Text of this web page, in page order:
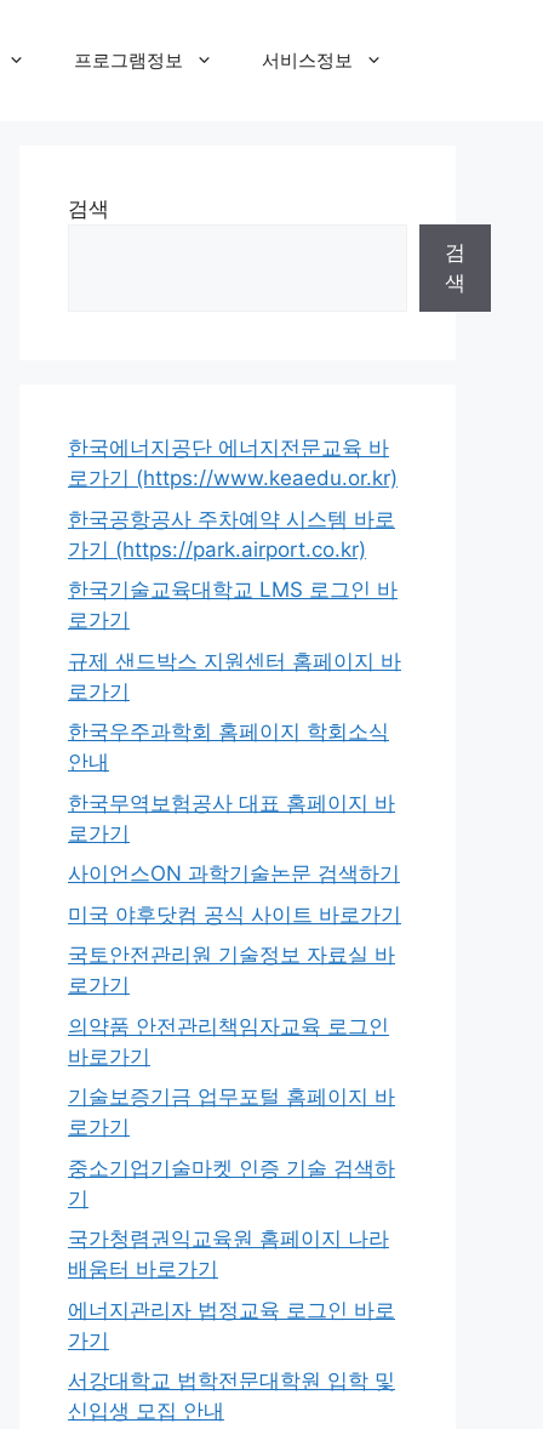
프로그램정보 서비스정보
검색
검
색
한국에너지공단 에너지전문교육 바
로가기 (https://www.keaedu.or.kr)
한국공항공사 주차예약 시스템 바로
가기 (https://park.airport.co.kr)
한국기술교육대학교 LMS 로그인 바
로가기
규제 샌드박스 지원센터 홈페이지 바
로가기
한국우주과학회 홈페이지 학회소식
안내
한국무역보험공사 대표 홈페이지 바
로가기
사이언스ON 과학기술논문 검색하기
미국 야후닷컴 공식 사이트 바로가기
국토안전관리원 기술정보 자료실 바
로가기
의약품 안전관리책임자교육 로그인
바로가기
기술보증기금 업무포털 홈페이지 바
로가기
중소기업기술마켓 인증 기술 검색하
기
국가청렴권익교육원 홈페이지 나라
배움터 바로가기
에너지관리자 법정교육 로그인 바로
가기
서강대학교 법학전문대학원 입학 및
신입생 모집 안내